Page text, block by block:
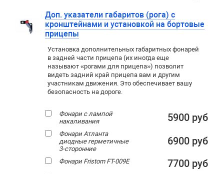
Доп. указатели габаритов (рога) с
кронштейнами и установкой на бортовые
прицепы
Установка дополнительных габаритных фонарей
в задней части прицепа (их иногда еще
называют «рогами для прицепа») позволит
видеть задний край прицепа вам и другим
участникам движения. Это обеспечивает вашу
безопасность на дороге.
Фонари с лампой
накаливания
5900 руб
Фонари Атланта
диодные герметичные
3-сторонние
6900 руб
Фонари Fristom FT-009E 7700 руб